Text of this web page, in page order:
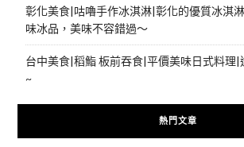
彰化美食|咕嚕手作冰淇淋|彰化的優質冰淇
味冰品，美味不容錯過～
台中美食|稻鮨 板前吞食|平價美味日式料理|
~
熱門文章